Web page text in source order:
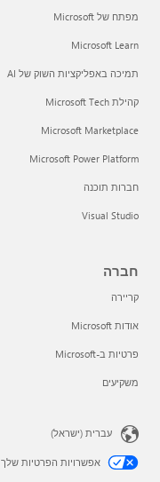
מפתח של Microsoft
Microsoft Learn
תמיכה באפליקציות השוק של AI
קהילת Microsoft Tech
Microsoft Marketplace
Microsoft Power Platform
חברות תוכנה
Visual Studio
חברה
קריירה
אודות Microsoft
פרטיות ב-Microsoft
משקיעים
עברית (ישראל)
אפשרויות הפרטיות שלך